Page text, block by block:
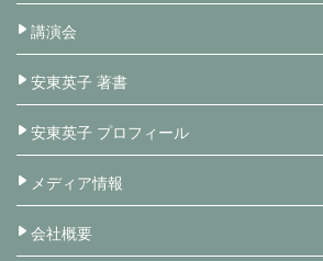
講演会
安東英子 著書
安東英子 プロフィール
メディア情報
会社概要